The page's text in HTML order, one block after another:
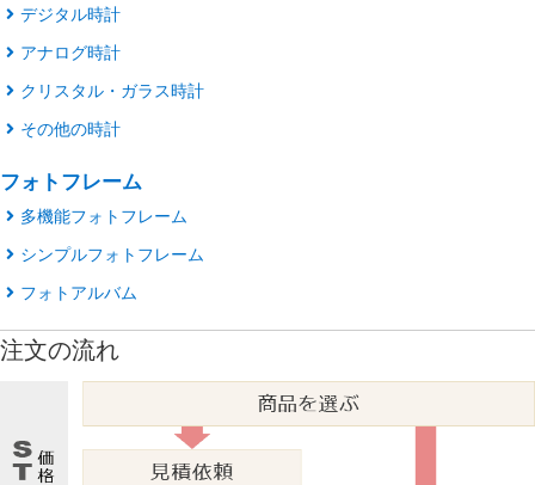
デジタル時計
アナログ時計
クリスタル・ガラス時計
その他の時計
フォトフレーム
多機能フォトフレーム
シンプルフォトフレーム
フォトアルバム
注文の流れ